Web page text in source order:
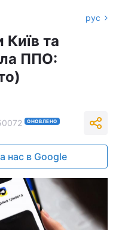
рус
Київ та
ППО:
ОНОВЛЕНО
нас в Google